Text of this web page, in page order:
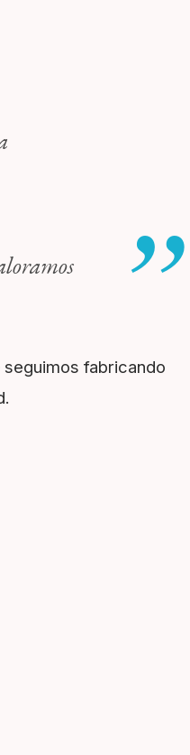
fabricando